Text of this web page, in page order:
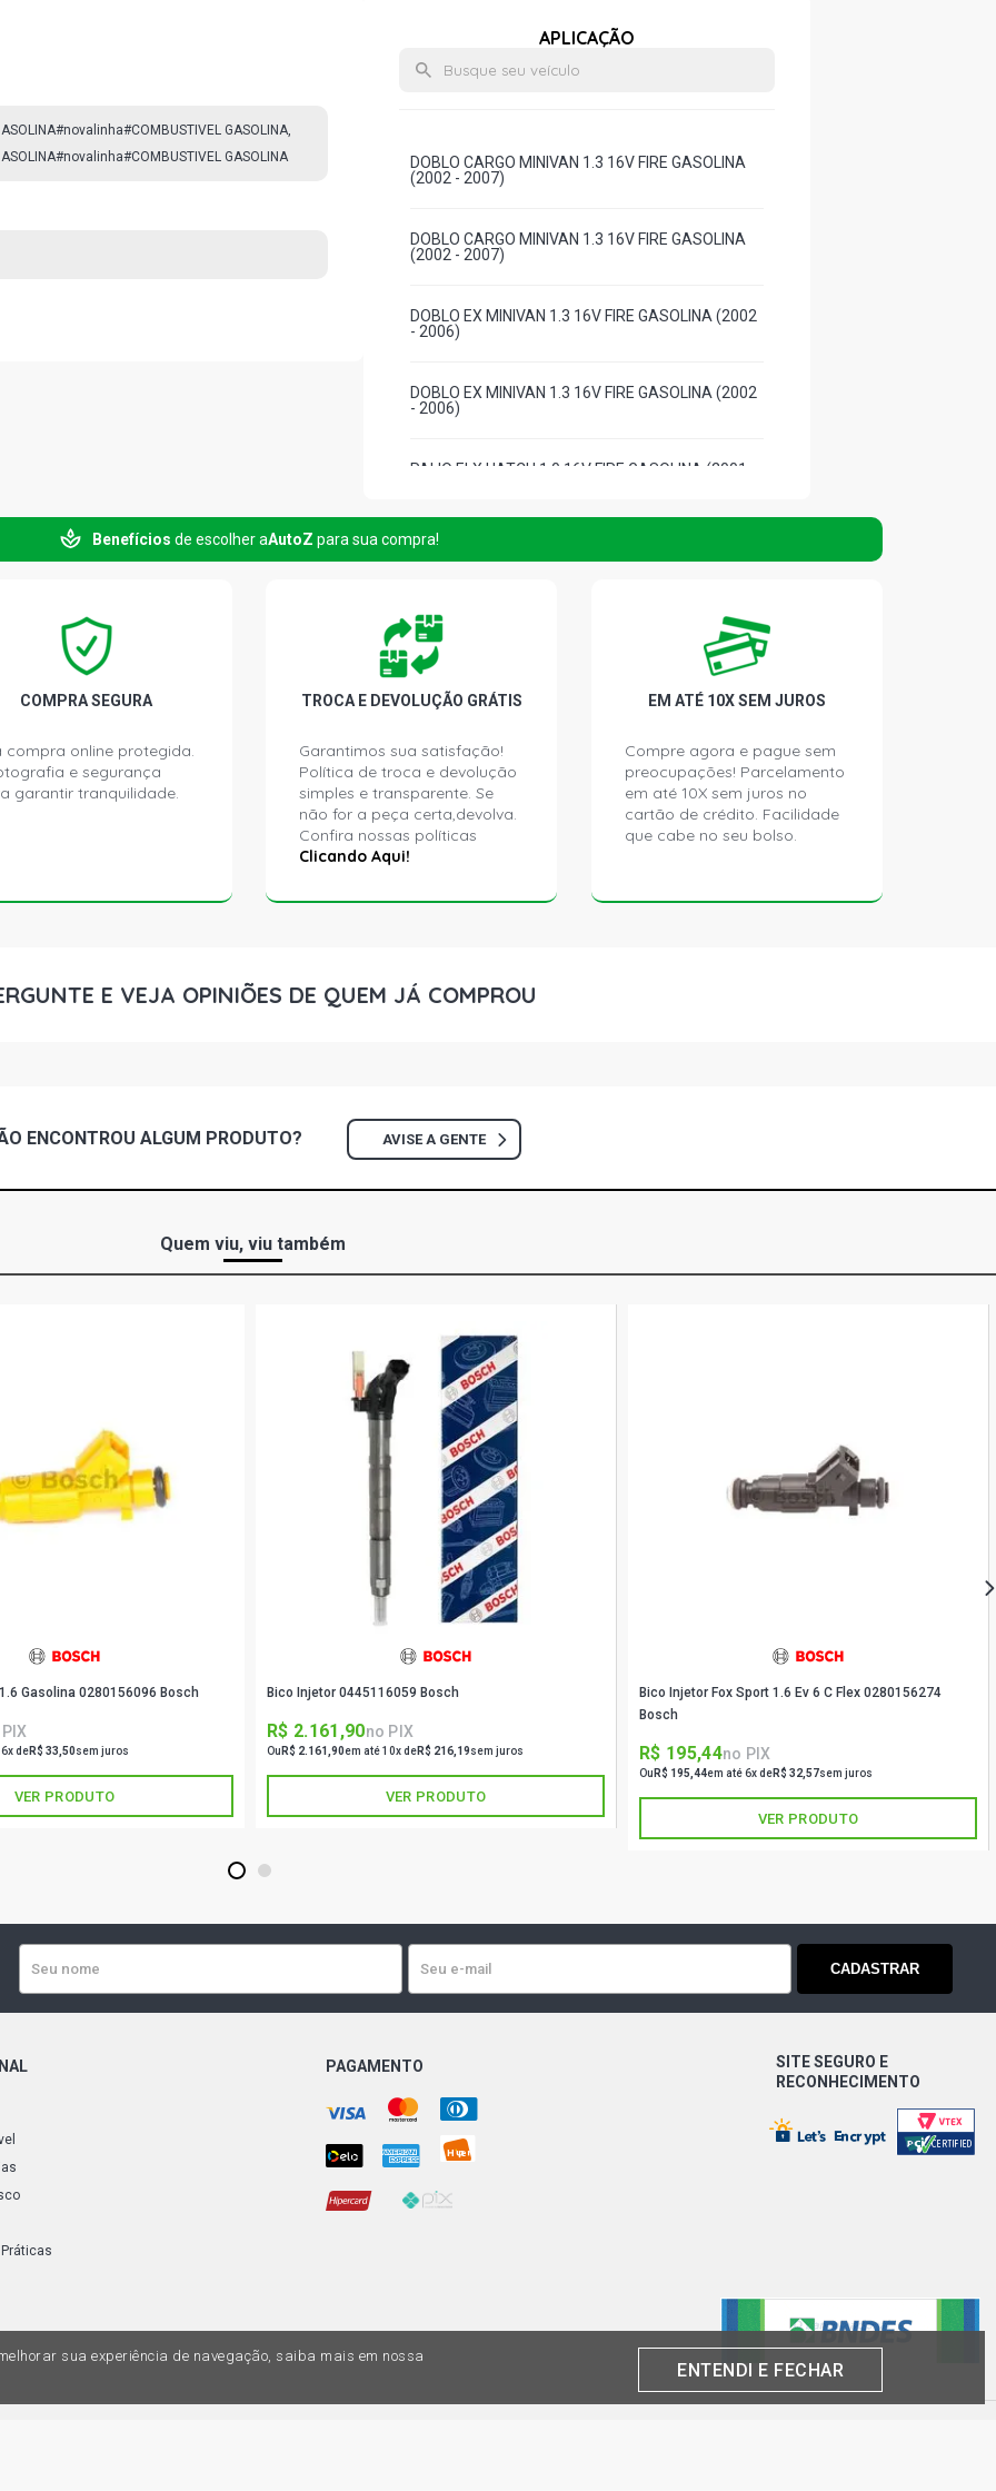
GASOLINA,
GASOLINA
APLICAÇÃO
DOBLO CARGO MINIVAN 1.3 16V FIRE GASOLINA
(2002 - 2007)
DOBLO CARGO MINIVAN 1.3 16V FIRE GASOLINA
(2002 - 2007)
DOBLO EX MINIVAN 1.3 16V FIRE GASOLINA (2002
- 2006)
DOBLO EX MINIVAN 1.3 16V FIRE GASOLINA (2002
- 2006)
PALIO ELX HATCH 1.0 16V FIRE GASOLINA (2001 -
PALIO ELX HATCH 1.0 16V FIRE GASOLINA (2001 -
2003)
PALIO EX HATCH 1.0 16V FIRE GASOLINA (2001 -
2004)
PALIO EX HATCH 1.0 16V FIRE GASOLINA (2001 -
2004)
PALIO ELX HATCH 1.3 16V FIRE GASOLINA (2000 -
2003)
PALIO EX HATCH 1.3 16V FIRE GASOLINA (2000 -
PALIO WEEKEND ELX SW 1.0 16V FIRE GASOLINA
SIENA ELX SEDAN 1.0 16V FIRE GASOLINA (2001 -
2003)
SIENA ELX SEDAN 1.0 16V FIRE GASOLINA (2001 -
2003)
SIENA EX SEDAN 1.0 16V FIRE GASOLINA (2001 -
2002)
SIENA EX SEDAN 1.0 16V FIRE GASOLINA (2001 -
SIENA ELX SEDAN 1.3 16V FIRE GASOLINA (2000 -
SIENA ELX SEDAN 1.3 16V FIRE GASOLINA (2000 -
2005)
Benefícios de escolher aAutoZ para sua compra!
COMPRA SEGURA
compra online protegida.
e segurança
garantir tranquilidade.
TROCA E DEVOLUÇÃO GRÁTIS
Garantimos sua satisfação!
Política de troca e devolução
simples e transparente. Se
não for a peça certa,devolva.
Confira nossas políticas
Clicando Aqui!
EM ATÉ 10X SEM JUROS
Compre agora e pague sem
preocupações! Parcelamento
em até 10X sem juros no
cartão de crédito. Facilidade
que cabe no seu bolso.
E VEJA OPINIÕES DE QUEM JÁ COMPROU
ENCONTROU ALGUM PRODUTO? AVISE A GENTE
Quem viu, viu também
Gasolina 0280156096 Bosch
deR$ 33,50sem juros
VER PRODUTO
Bico Injetor 0445116059 Bosch
R$ 2.161,90no PIX
Ou R$ 2.161,90em até 10x deR$ 216,19sem juros
VER PRODUTO
Bico Injetor Fox Sport 1.6 Ev 6 C Flex 0280156274
Bosch
R$ 195,44no PIX
Ou R$ 195,44em até 6x deR$ 32,57sem juros
VER PRODUTO
1 2
CADASTRAR
PAGAMENTO
SITE SEGURO E
RECONHECIMENTO
sua experiência de navegação, saiba mais em nossa
ENTENDI E FECHAR